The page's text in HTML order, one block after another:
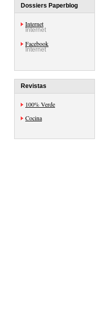
Dossiers Paperblog
Internet
Internet
Facebook
Internet
Revistas
100% Verde
Cocina